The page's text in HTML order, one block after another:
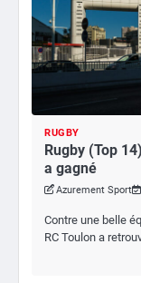
RUGBY
Rugby (Top
a gagné
Azurement Sport
Contre une belle
RC Toulon a